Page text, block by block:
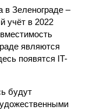
в Зеленограде –
учёт в 2022
являются
появятся IT-
будут